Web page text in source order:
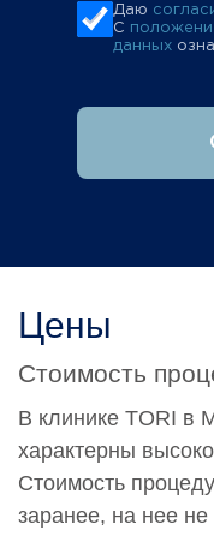
Даю
С
данных
Цены
Стоимость
В клинике TORI в
характерны
Стоимость
заранее, на нее